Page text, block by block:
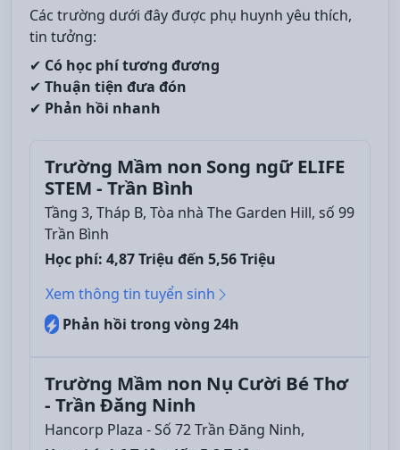
Các trường dưới đây được phụ huynh yêu thích,
tin tưởng:
✔ Có học phí tương đương
✔ Thuận tiện đưa đón
✔ Phản hồi nhanh
Trường Mầm non Song ngữ ELIFE
STEM - Trần Bình
Tầng 3, Tháp B, Tòa nhà The Garden Hill, số 99
Trần Bình
Học phí: 4,87 Triệu đến 5,56 Triệu
Xem thông tin tuyển sinh
Phản hồi trong vòng 24h
Trường Mầm non Nụ Cười Bé Thơ
- Trần Đăng Ninh
Hancorp Plaza - Số 72 Trần Đăng Ninh,